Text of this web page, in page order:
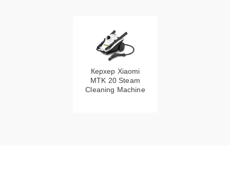
Керхер Xiaomi
MTK 20 Steam
Cleaning Machine